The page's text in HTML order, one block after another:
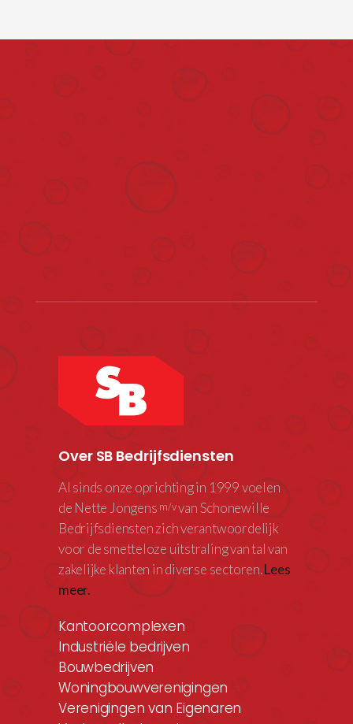
Over SB Bedrijfsdiensten
Al sinds onze oprichting in 1999 voelen
de Nette Jongens m/vvan Schonewille
Bedrijfsdiensten zich verantwoordelijk
voor de smetteloze uitstraling van tal van
zakelijke klanten in diverse sectoren.Lees
meer.
Kantoorcomplexen
Industriële bedrijven
Bouwbedrijven
Woningbouwverenigingen
Verenigingen van Eigenaren